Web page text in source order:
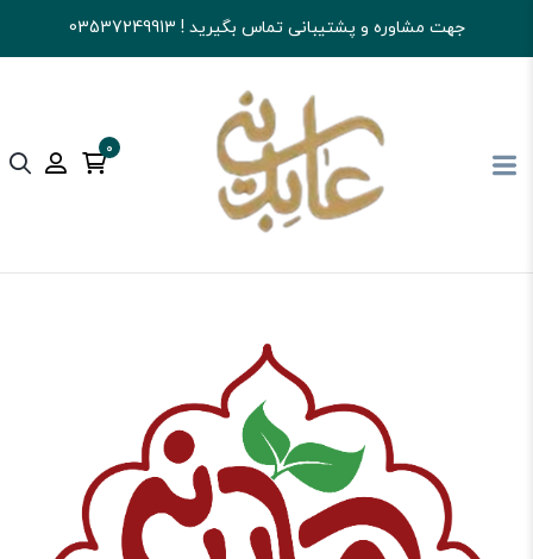
جهت مشاوره و پشتیبانی تماس بگیرید ! 03537249913
0
آجیل و خشکبار عابدینی تنقلات تنقلات